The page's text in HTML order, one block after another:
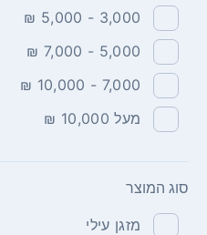
3,000 - 5,000 ₪
5,000 - 7,000 ₪
7,000 - 10,000 ₪
מעל 10,000 ₪
סוג המוצר
מזגן עילי